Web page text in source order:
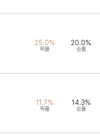
25.0%
픽률
20.0%
승률
11.7%
픽률
14.3%
승률